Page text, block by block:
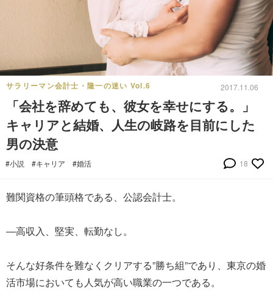
サラリーマン会計士・隆一の迷い Vol.6 2017.11.06
「会社を辞めても、彼女を幸せにする。」
キャリアと結婚、人生の岐路を目前にした
男の決意
#小説 #キャリア #婚活 18
難関資格の筆頭格である、公認会計士。
―高収入、堅実、転勤なし。
そんな好条件を難なくクリアする”勝ち組”であり、東京の婚
活市場においても人気が高い職業の一つである。